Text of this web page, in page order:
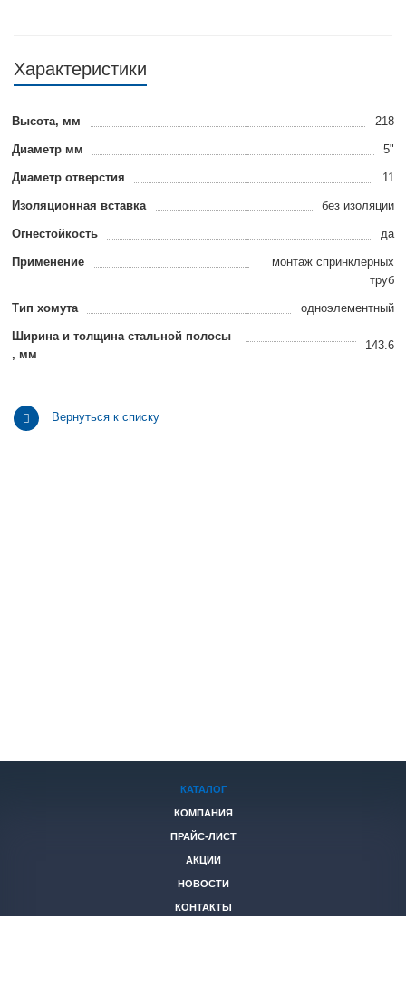
Характеристики
Высота, мм 218
Диаметр мм 5"
Диаметр отверстия 11
Изоляционная вставка без изоляции
Огнестойкость да
Применение
монтаж спринклерныx
труб
Тип хомута одноэлементный
Ширина и толщина стальной полосы
, мм
143.6
Вернуться к списку
КАТАЛОГ
КОМПАНИЯ
ПРАЙС-ЛИСТ
АКЦИИ
НОВОСТИ
КОНТАКТЫ